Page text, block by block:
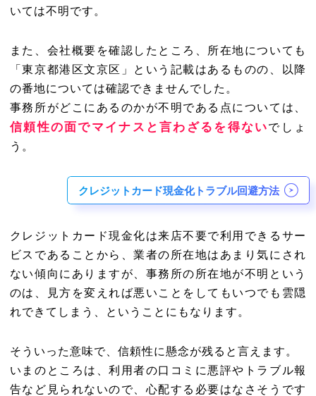
いては不明です。
また、会社概要を確認したところ、所在地についても
「東京都港区文京区」という記載はあるものの、以降
の番地については確認できませんでした。
事務所がどこにあるのかが不明である点については、
信頼性の面でマイナスと言わざるを得ないでしょ
う。
クレジットカード現金化トラブル回避方法
クレジットカード現金化は来店不要で利用できるサー
ビスであることから、業者の所在地はあまり気にされ
ない傾向にありますが、事務所の所在地が不明という
のは、見方を変えれば悪いことをしてもいつでも雲隠
れできてしまう、ということにもなります。
そういった意味で、信頼性に懸念が残ると言えます。
いまのところは、利用者の口コミに悪評やトラブル報
告など見られないので、心配する必要はなさそうです